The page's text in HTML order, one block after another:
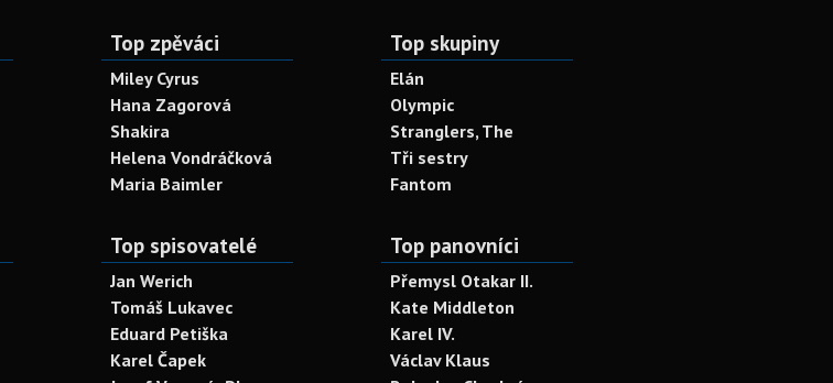
Top zpěváci
Miley Cyrus
Hana Zagorová
Shakira
Helena Vondráčková
Maria Baimler
Top skupiny
Elán
Olympic
Stranglers, The
Tři sestry
Fantom
Top spisovatelé
Jan Werich
Tomáš Lukavec
Eduard Petiška
Karel Čapek
Top panovníci
Přemysl Otakar II.
Kate Middleton
Karel IV.
Václav Klaus